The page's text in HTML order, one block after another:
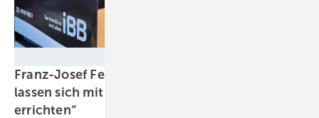
Franz-Josef Feilmeier von Fenecon „Speicher
lassen sich mit einer Solaranlage schneller
errichten“